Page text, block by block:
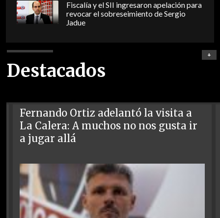
Fiscalía y el SII ingresaron apelación para
revocar el sobreseimiento de Sergio
Jadue
Destacados
+
Fernando Ortiz adelantó la visita a
La Calera: A muchos no nos gusta ir
a jugar allá